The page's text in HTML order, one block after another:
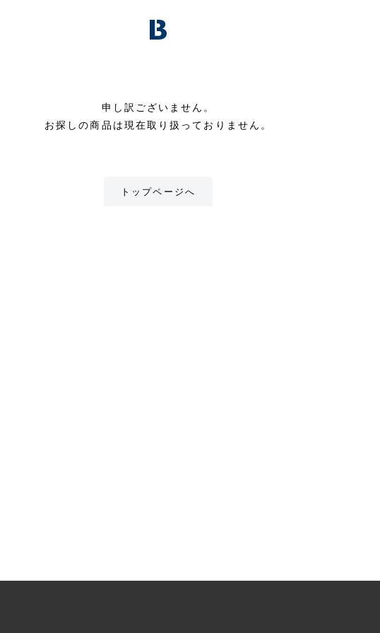
申し訳ございません。
お探しの商品は現在取り扱っておりません。
トップページへ